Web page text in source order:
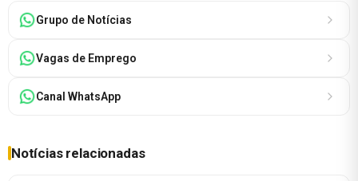
Grupo de Notícias
Vagas de Emprego
Canal WhatsApp
Notícias relacionadas